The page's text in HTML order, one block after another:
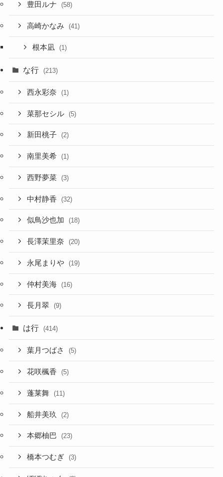
豊田ルナ (58)
高崎かなみ (41)
根本凪 (1)
な行 (213)
西永彩奈 (1)
菜那セシル (5)
新田桃子 (2)
南里美希 (1)
西野夢菜 (3)
中村静香 (32)
似鳥沙也加 (18)
長澤茉里奈 (20)
永尾まりや (19)
仲村美海 (16)
長月翠 (9)
は行 (414)
葉月つばさ (5)
花咲楓香 (5)
蓬莱舞 (11)
船井美玖 (2)
本郷柚巴 (23)
橋本つむぎ (3)